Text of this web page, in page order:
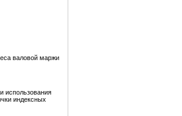
валовой маржи
использования
индексных